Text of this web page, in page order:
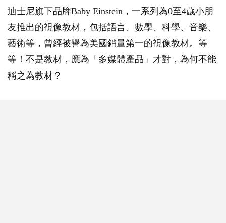
種，還會自動追蹤BB成長需要？
POPA編輯部 17.9K
【動畫】爸爸，你還好嗎？（上）
POPA編輯部 18.8K 82
迪士尼旗下品牌Baby Einstein，一系列為0至4歲小朋
友推出的視像教材，包括語言、數學、科學、音樂、
藝術等，曾經被譽為美國銷量第一的視像教材。等
等！不是教材，應為「多媒體產品」才對，為何不能
稱之為教材？